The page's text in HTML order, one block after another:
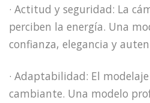
· Actitud y seguridad: La
perciben la energía. Una
confianza, elegancia y
· Adaptabilidad: El
cambiante. Una modelo